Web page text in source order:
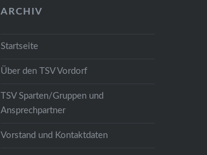
ARCHIV
Startseite
Über den TSV Vordorf
TSV Sparten/Gruppen und
Ansprechpartner
Vorstand und Kontaktdaten